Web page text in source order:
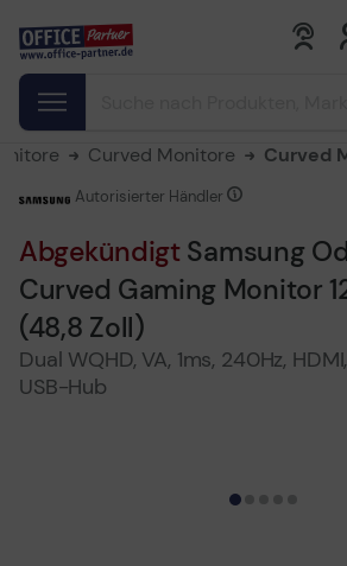
Curved Monitore Curved
AbgekündigtSamsung
Curved Gaming Monitor
(48,8 Zoll)
Dual WQHD, VA, 1ms, 240Hz,
USB-Hub
Autorisierter Händler